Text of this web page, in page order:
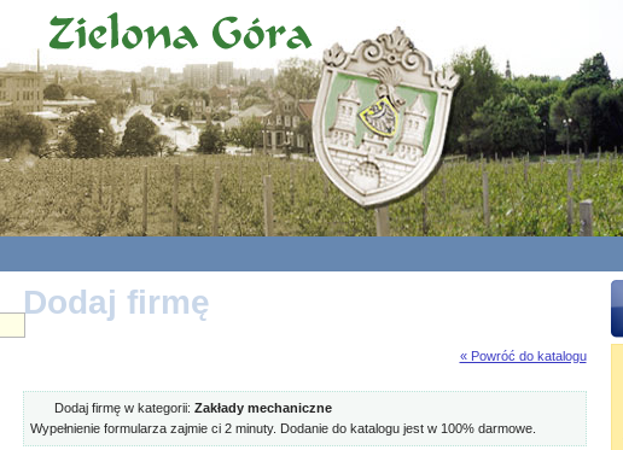
Dodaj firmę
« Powróć do katalogu
Dodaj firmę w kategorii: Zakłady mechaniczne
Wypełnienie formularza zajmie ci 2 minuty. Dodanie do katalogu jest w 100% darmowe.